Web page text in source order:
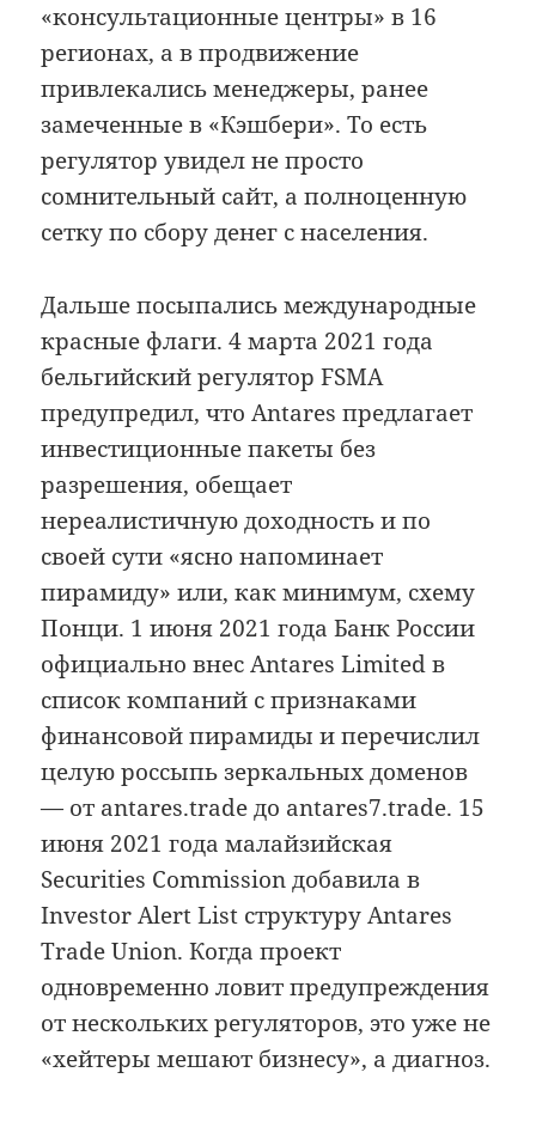
«консультационные центры» в 16
регионах, а в продвижение
привлекались менеджеры, ранее
замеченные в «Кэшбери». То есть
регулятор увидел не просто
сомнительный сайт, а полноценную
сетку по сбору денег с населения.
Дальше посыпались международные
красные флаги. 4 марта 2021 года
бельгийский регулятор FSMA
предупредил, что Antares предлагает
инвестиционные пакеты без
разрешения, обещает
нереалистичную доходность и по
своей сути «ясно напоминает
пирамиду» или, как минимум, схему
Понци. 1 июня 2021 года Банк России
официально внес Antares Limited в
список компаний с признаками
финансовой пирамиды и перечислил
целую россыпь зеркальных доменов
— от antares.trade до antares7.trade. 15
июня 2021 года малайзийская
Securities Commission добавила в
Investor Alert List структуру Antares
Trade Union. Когда проект
одновременно ловит предупреждения
от нескольких регуляторов, это уже не
«хейтеры мешают бизнесу», а диагноз.